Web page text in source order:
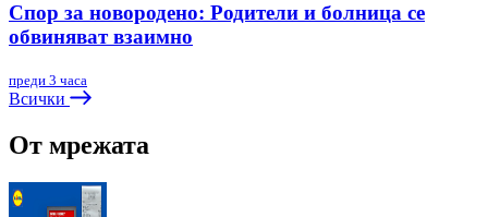
Спор за новородено: Родители и болница се
обвиняват взаимно
преди 3 часа
Всички
От мрежата